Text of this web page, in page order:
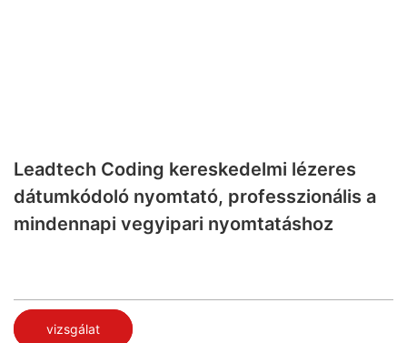
Leadtech Coding kereskedelmi lézeres
dátumkódoló nyomtató, professzionális a
mindennapi vegyipari nyomtatáshoz
vizsgálat